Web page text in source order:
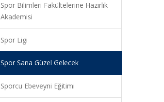
Spor Bilimleri Fakültelerine Hazırlık
Akademisi
Spor Ligi
Spor Sana Güzel Gelecek
Sporcu Ebeveyni Eğitimi